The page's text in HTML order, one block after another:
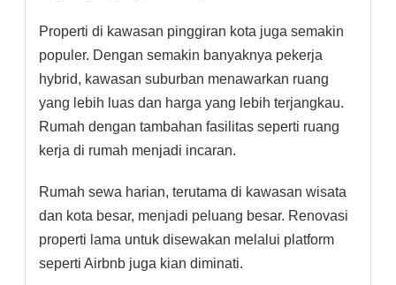
Properti di kawasan pinggiran kota juga semakin
populer. Dengan semakin banyaknya pekerja
hybrid, kawasan suburban menawarkan ruang
yang lebih luas dan harga yang lebih terjangkau.
Rumah dengan tambahan fasilitas seperti ruang
kerja di rumah menjadi incaran.
Rumah sewa harian, terutama di kawasan wisata
dan kota besar, menjadi peluang besar. Renovasi
properti lama untuk disewakan melalui platform
seperti Airbnb juga kian diminati.